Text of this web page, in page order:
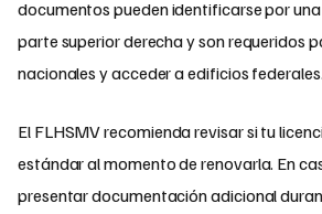
documentos pueden identificarse por
parte superior derecha y son requeridos
nacionales y acceder a edificios federales.
El FLHSMV recomienda revisar si tu
estándar al momento de renovarla. En
presentar documentación adicional